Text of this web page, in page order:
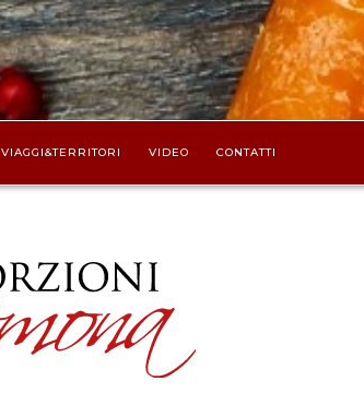
VIAGGI&TERRITORI VIDEO CONTATTI